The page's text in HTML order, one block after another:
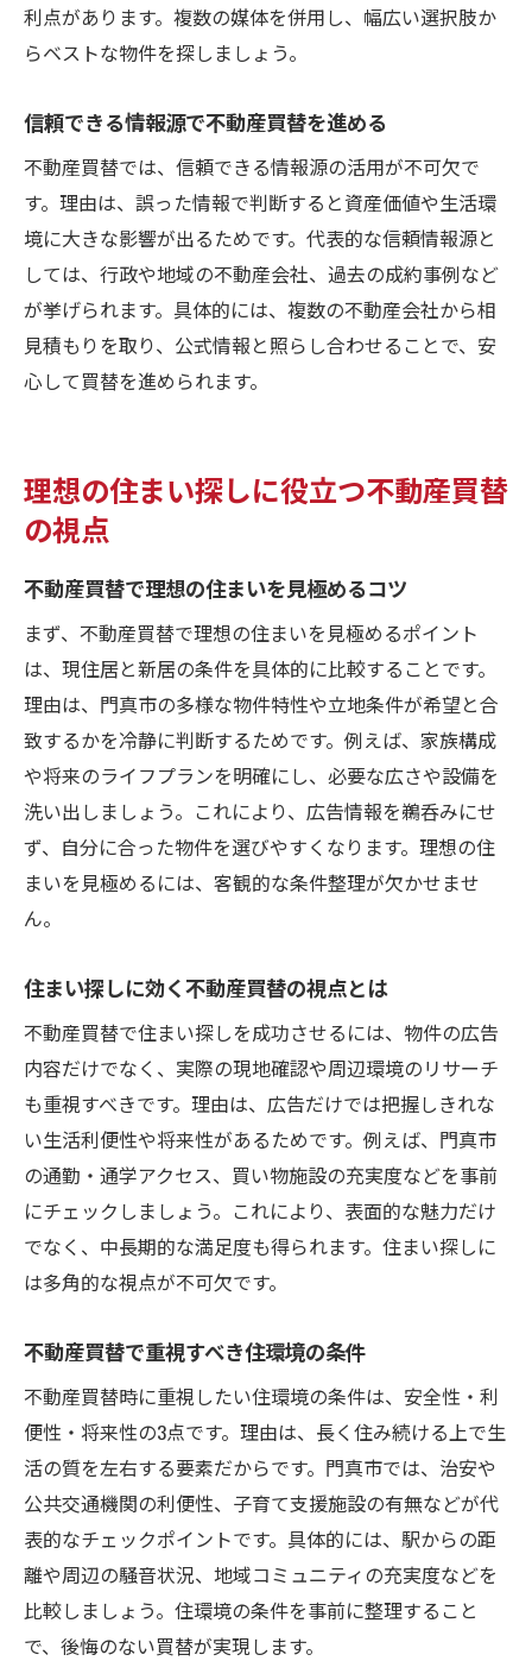
利点があります。複数の媒体を併用し、幅広い選択肢か
らベストな物件を探しましょう。
信頼できる情報源で不動産買替を進める
不動産買替では、信頼できる情報源の活用が不可欠で
す。理由は、誤った情報で判断すると資産価値や生活環
境に大きな影響が出るためです。代表的な信頼情報源と
しては、行政や地域の不動産会社、過去の成約事例など
が挙げられます。具体的には、複数の不動産会社から相
見積もりを取り、公式情報と照らし合わせることで、安
心して買替を進められます。
理想の住まい探しに役立つ不動産買替
の視点
不動産買替で理想の住まいを見極めるコツ
まず、不動産買替で理想の住まいを見極めるポイント
は、現住居と新居の条件を具体的に比較することです。
理由は、門真市の多様な物件特性や立地条件が希望と合
致するかを冷静に判断するためです。例えば、家族構成
や将来のライフプランを明確にし、必要な広さや設備を
洗い出しましょう。これにより、広告情報を鵜呑みにせ
ず、自分に合った物件を選びやすくなります。理想の住
まいを見極めるには、客観的な条件整理が欠かせませ
ん。
住まい探しに効く不動産買替の視点とは
不動産買替で住まい探しを成功させるには、物件の広告
内容だけでなく、実際の現地確認や周辺環境のリサーチ
も重視すべきです。理由は、広告だけでは把握しきれな
い生活利便性や将来性があるためです。例えば、門真市
の通勤・通学アクセス、買い物施設の充実度などを事前
にチェックしましょう。これにより、表面的な魅力だけ
でなく、中長期的な満足度も得られます。住まい探しに
は多角的な視点が不可欠です。
不動産買替で重視すべき住環境の条件
不動産買替時に重視したい住環境の条件は、安全性・利
便性・将来性の3点です。理由は、長く住み続ける上で生
活の質を左右する要素だからです。門真市では、治安や
公共交通機関の利便性、子育て支援施設の有無などが代
表的なチェックポイントです。具体的には、駅からの距
離や周辺の騒音状況、地域コミュニティの充実度などを
比較しましょう。住環境の条件を事前に整理すること
で、後悔のない買替が実現します。